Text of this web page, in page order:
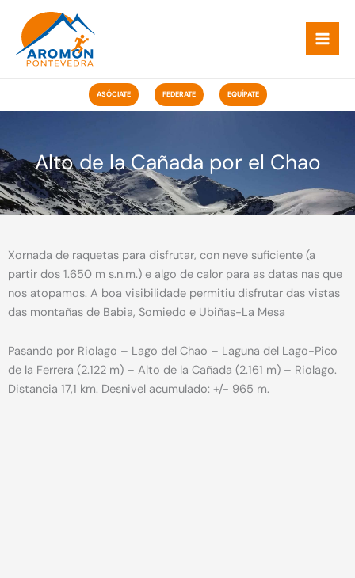
contido
ASÓCIATE FEDERATE EQUÍPATE
Alto de la Cañada por el Chao
Xornada de raquetas para disfrutar, con neve suficiente (a
partir dos 1.650 m s.n.m.) e algo de calor para as datas nas que
nos atopamos. A boa visibilidade permitiu disfrutar das vistas
das montañas de Babia, Somiedo e Ubiñas-La Mesa
Pasando por Riolago – Lago del Chao – Laguna del Lago-Pico
de la Ferrera (2.122 m) – Alto de la Cañada (2.161 m) – Riolago.
Distancia 17,1 km. Desnivel acumulado: +/- 965 m.